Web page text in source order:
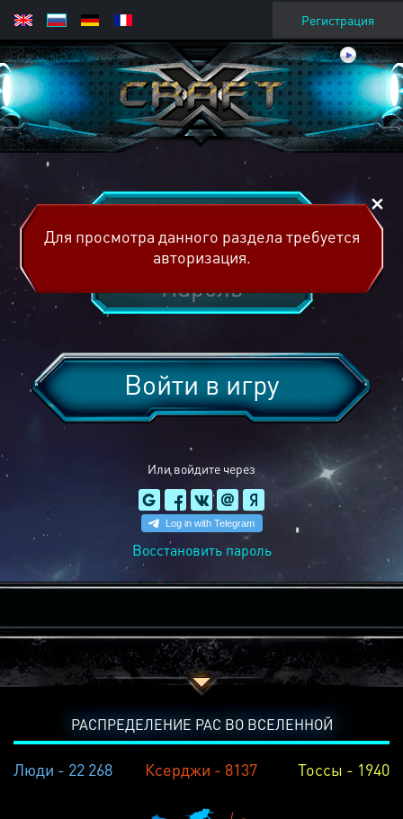
Регистрация
Или войдите через
Войти в игру
Восстановить пароль
Для просмотра данного раздела требуется
авторизация.
РАСПРЕДЕЛЕНИЕ РАС ВО ВСЕЛЕННОЙ
Люди - 22 268 Ксерджи - 8137 Тоссы - 1940